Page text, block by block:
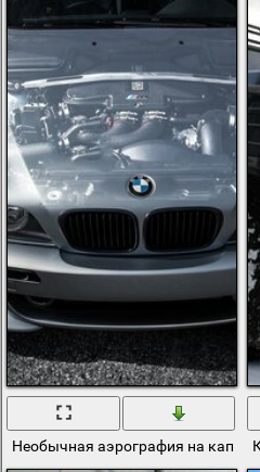
Необычная аэрография на